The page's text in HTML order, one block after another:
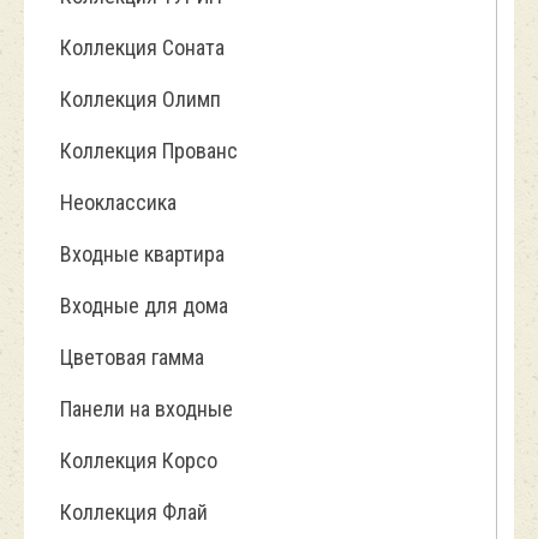
Коллекция Соната
Коллекция Олимп
Коллекция Прованс
Неоклассика
Входные квартира
Входные для дома
Цветовая гамма
Панели на входные
Коллекция Корсо
Коллекция Флай